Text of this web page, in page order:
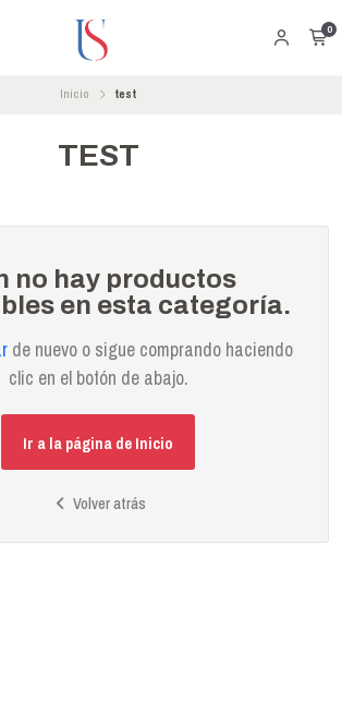
0
Inicio test
TEST
no hay productos
en esta categoría.
de nuevo o sigue comprando haciendo
clic en el botón de abajo.
Ir a la página de Inicio
Volver atrás